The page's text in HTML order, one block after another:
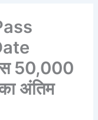
50,000
अंतिम